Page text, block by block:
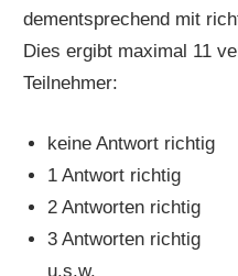
dementsprechend mit
Dies ergibt maximal 11
Teilnehmer:
keine Antwort richtig
1 Antwort richtig
2 Antworten richtig
3 Antworten richtig
u.s.w.